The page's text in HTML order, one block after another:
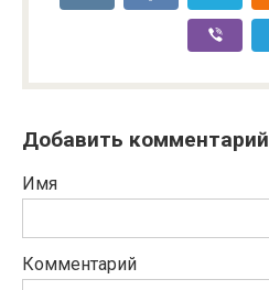
Добавить комментарий
Имя
Комментарий